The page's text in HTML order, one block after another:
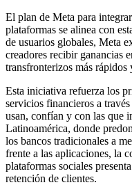
El plan de Meta para
plataformas se alinea con
de usuarios globales, Meta
creadores recibir ganancias
transfronterizos más rápidos
Esta iniciativa refuerza los
servicios financieros a
usan, confían y con las que
Latinoamérica, donde
los bancos tradicionales a
frente a las aplicaciones, la
plataformas sociales
retención de clientes.